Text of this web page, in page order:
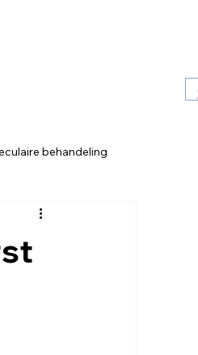
behandeling